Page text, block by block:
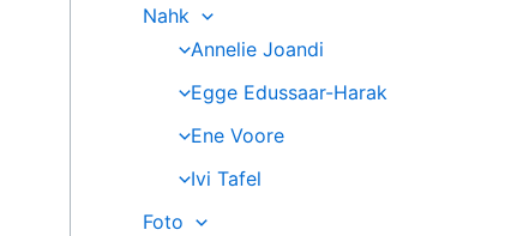
Nahk
Annelie Joandi
Egge Edussaar-Harak
Ene Voore
Ivi Tafel
Foto